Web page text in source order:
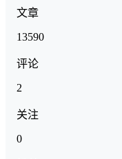
文章
13590
评论
2
关注
0